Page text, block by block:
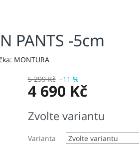
PANTS -5cm
MONTURA
5 299 Kč –11 %
4 690 Kč
cena:
Zvolte variantu
Varianta